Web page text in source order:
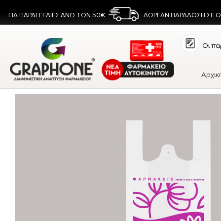
ΔΩΡΕΑΝ ΠΑΡΑΔΟΣΗ ΣΕ
ΓΙΑ ΠΑΡΑΓΓΕΛΙΕΣ ΑΝΩ ΤΩΝ 50€
Οι